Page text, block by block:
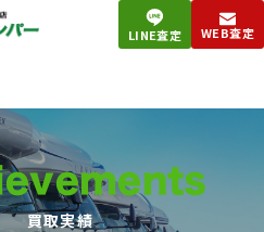
LINE査定 WEB査定
買取実績